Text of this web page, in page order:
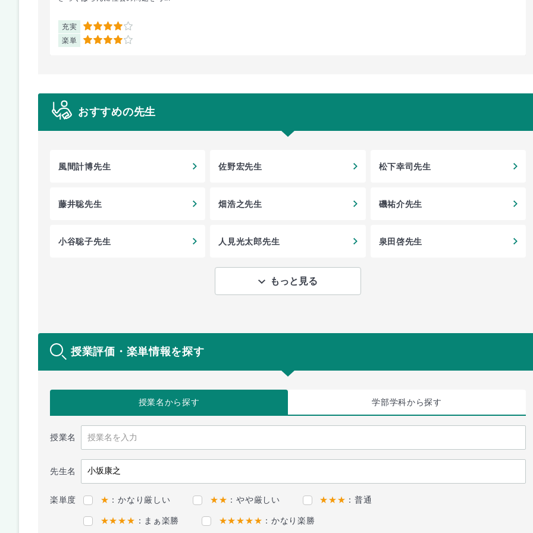
充実 4
楽単 4
おすすめの先生
風間計博先生 佐野宏先生 松下幸司先生
藤井聡先生 畑浩之先生 磯祐介先生
小谷聡子先生 人見光太郎先生 泉田啓先生
もっと見る
授業評価・楽単情報を探す
授業名から探す 学部学科から探す
授業名
先生名
楽単度 ★ ：かなり厳しい ★★ ：やや厳しい ★★★ ：普通
★★★★ ：まぁ楽勝 ★★★★★ ：かなり楽勝